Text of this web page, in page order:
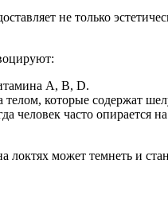
не только
A, B, D.
телом, которые содержат
человек часто опирается
может темнеть и